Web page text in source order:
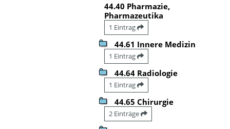
44.40 Pharmazie,
Pharmazeutika
1 Eintrag
44.61 Innere Medizin
1 Eintrag
44.64 Radiologie
1 Eintrag
44.65 Chirurgie
2 Einträge